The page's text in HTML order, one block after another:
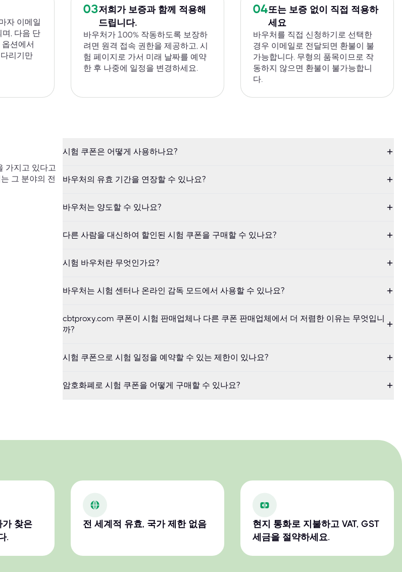
자 이메일
, 다음 단
션에서
리기만
03저희가 보증과 함께 적용해
드립니다.
바우처가 100% 작동하도록 보장하
려면 원격 접속 권한을 제공하고, 시
험 페이지로 가서 미래 날짜를 예약
한 후 나중에 일정을 변경하세요.
04또는 보증 없이 직접 적용하
세요
바우처를 직접 신청하기로 선택한
경우 이메일로 전달되면 환불이 불
가능합니다. 무형의 품목이므로 작
동하지 않으면 환불이 불가능합니
다.
가지고 있다고
그 분야의 전
시험 쿠폰은 어떻게 사용하나요?
바우처의 유효 기간을 연장할 수 있나요?
바우처는 양도할 수 있나요?
다른 사람을 대신하여 할인된 시험 쿠폰을 구매할 수 있나요?
시험 바우처란 무엇인가요?
바우처는 시험 센터나 온라인 감독 모드에서 사용할 수 있나요?
cbtproxy.com 쿠폰이 시험 판매업체나 다른 쿠폰 판매업체에서 더 저렴한 이유는 무엇입니
까?
시험 쿠폰으로 시험 일정을 예약할 수 있는 제한이 있나요?
암호화폐로 시험 쿠폰을 어떻게 구매할 수 있나요?
가 찾은
.
전 세계적 유효, 국가 제한 없음
현지 통화로 지불하고 VAT, GST
세금을 절약하세요.